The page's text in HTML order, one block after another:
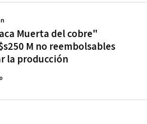
Muerta del cobre"
M no reembolsables
la producción